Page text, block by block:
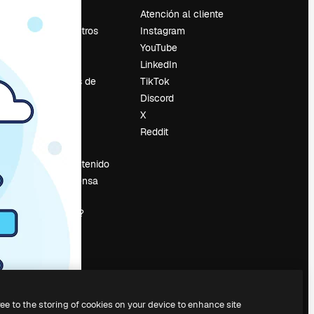
Precios
Sobre nosotros
Tendencias de
búsqueda
Blog
Slidesgo
Vender contenido
Sala de prensa
¿Buscas
magnific.ai?
Atención al cliente
Instagram
YouTube
LinkedIn
TikTok
Discord
X
Reddit
to the storing of cookies on your device to enhance site